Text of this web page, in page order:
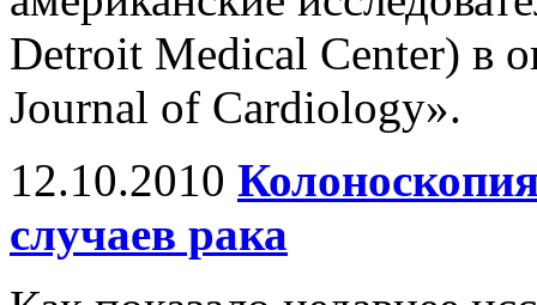
Detroit Medical Center) в
Journal of Cardiology».
12.10.2010
случаев рака